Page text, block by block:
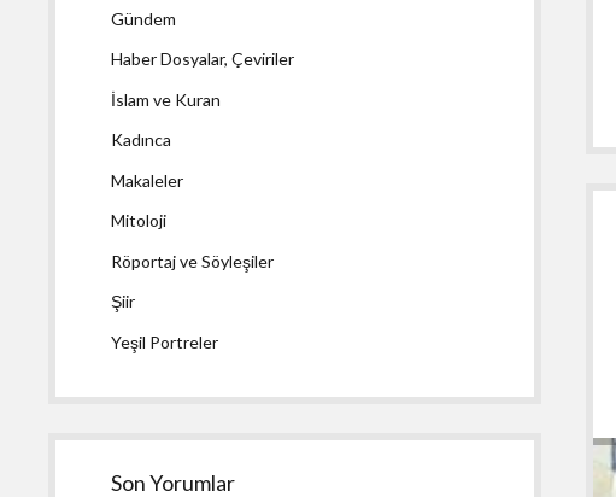
Gündem
Haber Dosyalar, Çeviriler
İslam ve Kuran
Kadınca
Makaleler
Mitoloji
Röportaj ve Söyleşiler
Şiir
Yeşil Portreler
Son Yorumlar